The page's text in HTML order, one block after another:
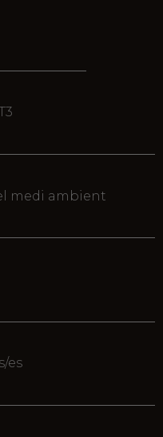
medi ambient
es